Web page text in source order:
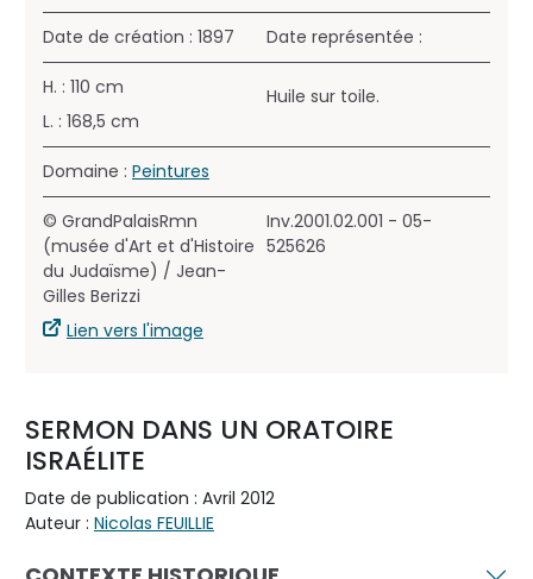
Date de création : 1897 Date représentée :
H. : 110 cm
L. : 168,5 cm
Huile sur toile.
Domaine : Peintures
© GrandPalaisRmn
(musée d'Art et d'Histoire
du Judaïsme) / Jean-
Gilles Berizzi
Lien vers l'image
Inv.2001.02.001 - 05-
525626
SERMON DANS UN ORATOIRE
ISRAÉLITE
Date de publication : Avril 2012
Auteur : Nicolas FEUILLIE